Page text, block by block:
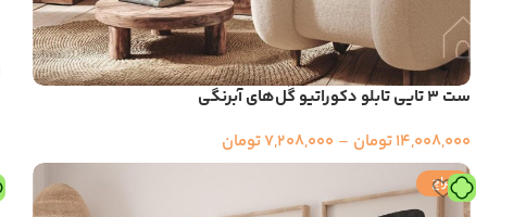
ست ۳ تایی تابلو دکوراتیو گُل‌های آبرنگی
14,008,000تومان –
7,208,000تومان
حراج